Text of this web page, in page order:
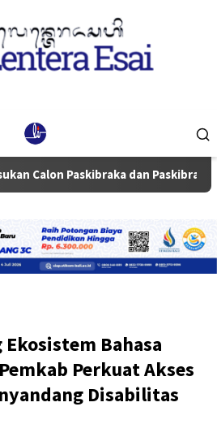
Paskibraka dan Paskibra Se-
Bahasa
Perkuat Akses
Disabilitas